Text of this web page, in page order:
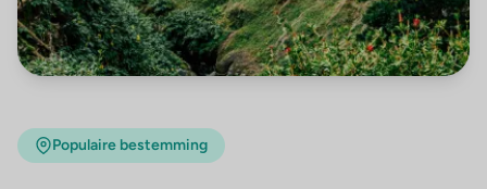
Populaire bestemming